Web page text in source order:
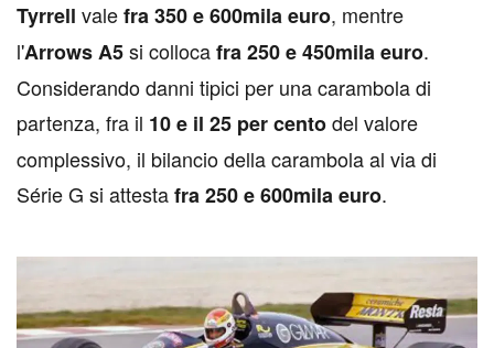
Tyrrell valefra 350 e 600mila euro, mentre
l'Arrows A5si collocafra 250 e 450mila euro.
Considerando danni tipici per una carambola di
partenza, fra il 10 e il 25 per centodel valore
complessivo, il bilancio della carambola al via di
Série G si attestafra 250 e 600mila euro.